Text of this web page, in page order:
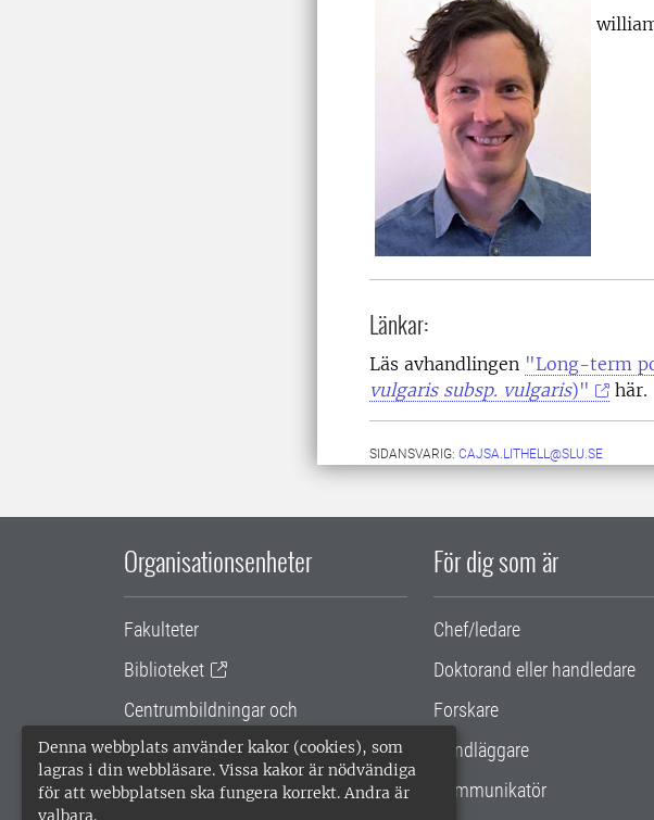
Denna webbplats använder kakor (cookies), som
lagras i din webbläsare. Vissa kakor är nödvändiga
för att webbplatsen ska fungera korrekt. Andra är
valbara.
Länkar:
Läs avhandlingen "Long-term
vulgaris subsp. vulgaris)" här.
SIDANSVARIG: CAJSA.LITHELL@SLU.SE
Organisationsenheter
Fakulteter
Biblioteket
Centrumbildningar och
samarbetsprojekt
Gemensamma verksamhetsstödet
För dig som är
Chef/ledare
Doktorand eller handledare
Forskare
Handläggare
Kommunikatör